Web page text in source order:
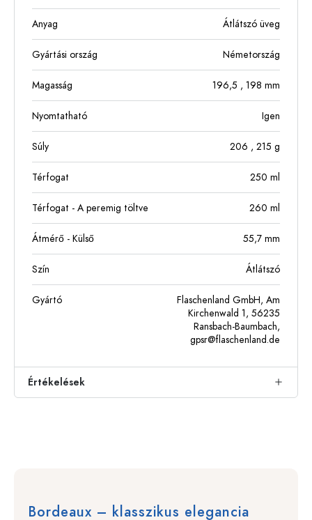
Anyag Átlátszó üveg
Gyártási ország Németország
Magasság 196,5 , 198 mm
Nyomtatható Igen
Súly 206 , 215 g
Térfogat 250 ml
Térfogat - A peremig töltve 260 ml
Átmérő - Külső 55,7 mm
Szín Átlátszó
Gyártó
Flaschenland GmbH, Am
Kirchenwald 1, 56235
Ransbach-Baumbach,
gpsr@flaschenland.de
Értékelések
Bordeaux – klasszikus elegancia